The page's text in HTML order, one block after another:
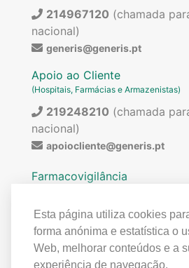
Esta página utiliza cookies
forma anónima e estatística o
Web, melhorar conteúdos e a
experiência de navegação.
214967120 (chamada
nacional)
generis@generis.pt
Apoio ao Cliente
(Hospitais, Farmácias e Armazenistas)
219248210 (chamada
nacional)
apoiocliente@generis.pt
Farmacovigilância
medicamentos ou para qualquer
com farmacovigilância (ex:
contactar:
219849300(chamada